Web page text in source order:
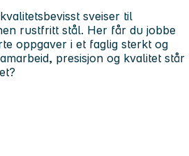
sveiser til
rustfritt stål. Her får du jobbe
oppgaver i et faglig sterkt og
presisjon og kvalitet står